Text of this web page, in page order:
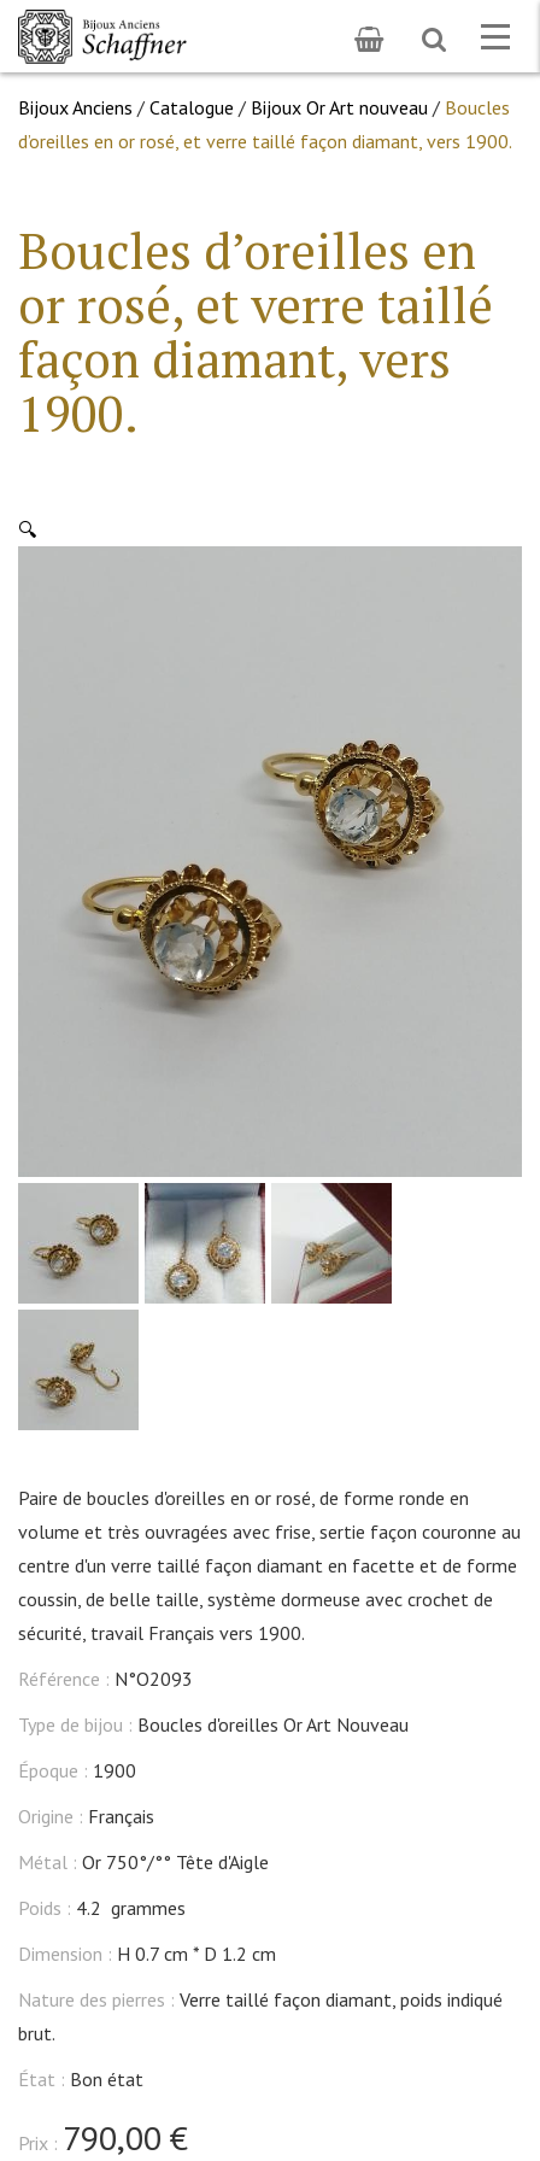
Toggle
search
Bijoux Anciens / Catalogue / Bijoux Or Art nouveau / Boucles
d’oreilles en or rosé, et verre taillé façon diamant, vers 1900.
Boucles d’oreilles en
or rosé, et verre taillé
façon diamant, vers
1900.
🔍
Paire de boucles d'oreilles en or rosé, de forme ronde en
volume et très ouvragées avec frise, sertie façon couronne au
centre d'un verre taillé façon diamant en facette et de forme
coussin, de belle taille, système dormeuse avec crochet de
sécurité, travail Français vers 1900.
Référence : N°O2093
Type de bijou : Boucles d'oreilles Or Art Nouveau
Époque : 1900
Origine : Français
Métal : Or 750°/°° Tête d'Aigle
Poids : 4.2 grammes
Dimension : H 0.7 cm
D 1.2 cm
Nature des pierres : Verre taillé façon diamant, poids indiqué
brut.
État : Bon état
Prix : 790,00 €